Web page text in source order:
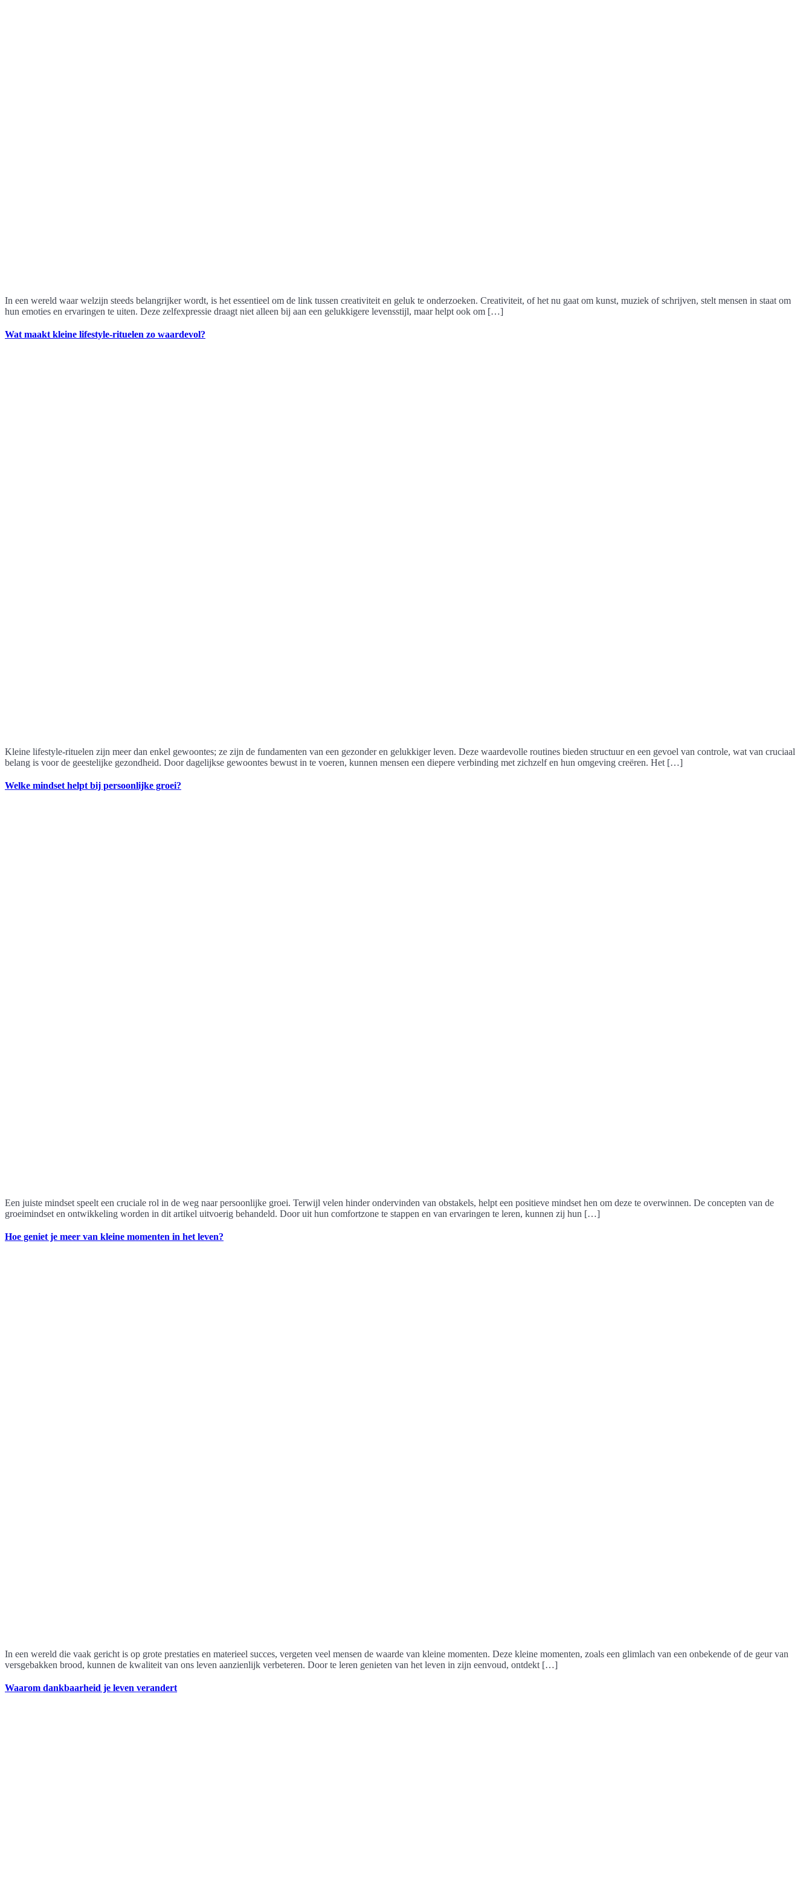
In een wereld waar welzijn steeds belangrijker wordt, is het essentieel om de link tussen creativiteit en geluk te onderzoeken. Creativiteit, of het nu gaat om kunst, muziek of schrijven, stelt mensen in staat om
hun emoties en ervaringen te uiten. Deze zelfexpressie draagt niet alleen bij aan een gelukkigere levensstijl, maar helpt ook om […]
Wat maakt kleine lifestyle-rituelen zo waardevol?
Kleine lifestyle-rituelen zijn meer dan enkel gewoontes; ze zijn de fundamenten van een gezonder en gelukkiger leven. Deze waardevolle routines bieden structuur en een gevoel van controle, wat van cruciaal
belang is voor de geestelijke gezondheid. Door dagelijkse gewoontes bewust in te voeren, kunnen mensen een diepere verbinding met zichzelf en hun omgeving creëren. Het […]
Welke mindset helpt bij persoonlijke groei?
Een juiste mindset speelt een cruciale rol in de weg naar persoonlijke groei. Terwijl velen hinder ondervinden van obstakels, helpt een positieve mindset hen om deze te overwinnen. De concepten van de
groeimindset en ontwikkeling worden in dit artikel uitvoerig behandeld. Door uit hun comfortzone te stappen en van ervaringen te leren, kunnen zij hun […]
Hoe geniet je meer van kleine momenten in het leven?
In een wereld die vaak gericht is op grote prestaties en materieel succes, vergeten veel mensen de waarde van kleine momenten. Deze kleine momenten, zoals een glimlach van een onbekende of de geur van
versgebakken brood, kunnen de kwaliteit van ons leven aanzienlijk verbeteren. Door te leren genieten van het leven in zijn eenvoud, ontdekt […]
Waarom dankbaarheid je leven verandert